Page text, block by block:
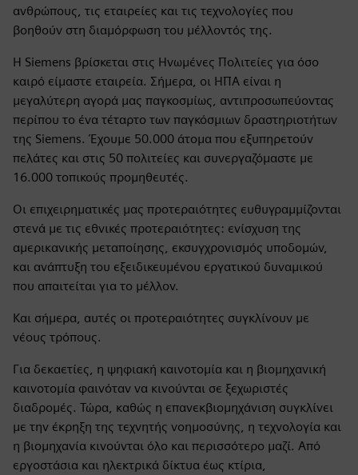
ανθρώπους, τις εταιρείες και τις τεχνολογίες που
βοηθούν στη διαμόρφωση του μέλλοντός της.
Η Siemens βρίσκεται στις Ηνωμένες Πολιτείες για όσο
καιρό είμαστε εταιρεία. Σήμερα, οι ΗΠΑ είναι η
μεγαλύτερη αγορά μας παγκοσμίως, αντιπροσωπεύοντας
περίπου το ένα τέταρτο των παγκόσμιων δραστηριοτήτων
της Siemens. Έχουμε 50.000 άτομα που εξυπηρετούν
πελάτες και στις 50 πολιτείες και συνεργαζόμαστε με
16.000 τοπικούς προμηθευτές.
Οι επιχειρηματικές μας προτεραιότητες ευθυγραμμίζονται
στενά με τις εθνικές προτεραιότητες: ενίσχυση της
αμερικανικής μεταποίησης, εκσυγχρονισμός υποδομών,
και ανάπτυξη του εξειδικευμένου εργατικού δυναμικού
που απαιτείται για το μέλλον.
Και σήμερα, αυτές οι προτεραιότητες συγκλίνουν με
νέους τρόπους.
Για δεκαετίες, η ψηφιακή καινοτομία και η βιομηχανική
καινοτομία φαινόταν να κινούνται σε ξεχωριστές
διαδρομές. Τώρα, καθώς η επανεκβιομηχάνιση συγκλίνει
με την έκρηξη της τεχνητής νοημοσύνης, η τεχνολογία και
η βιομηχανία κινούνται όλο και περισσότερο μαζί. Από
εργοστάσια και ηλεκτρικά δίκτυα έως κτίρια,